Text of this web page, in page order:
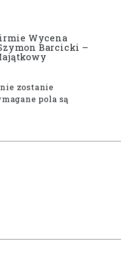
Wycena
Barcicki –
zostanie
pola są